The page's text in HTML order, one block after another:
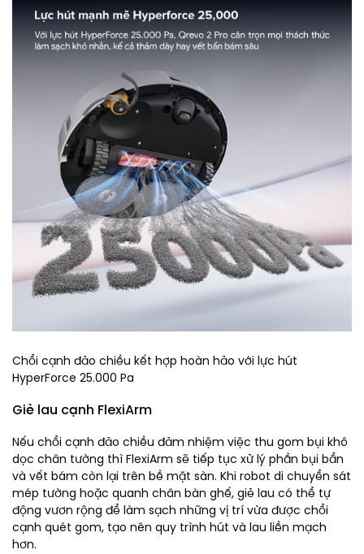
Chổi cạnh đảo chiều kết hợp hoàn hảo với lực hút
HyperForce 25.000 Pa
Giẻ lau cạnh FlexiArm
Nếu chổi cạnh đảo chiều đảm nhiệm việc thu gom bụi khô
dọc chân tường thì FlexiArm sẽ tiếp tục xử lý phần bụi bẩn
và vết bám còn lại trên bề mặt sàn. Khi robot di chuyển sát
mép tường hoặc quanh chân bàn ghế, giẻ lau có thể tự
động vươn rộng để làm sạch những vị trí vừa được chổi
cạnh quét gom, tạo nên quy trình hút và lau liền mạch
hơn.